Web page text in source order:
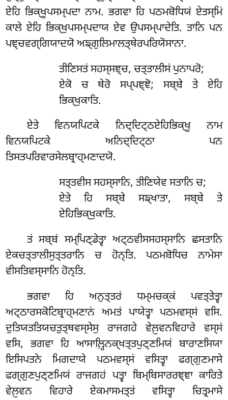
ਏਹਿ ਭਿਕ੍ਖੂਪਸਮ੍ਪਦਾ ਨਾਮ. ਭਗਵਾ ਹਿ ਪਠਮਬੋਧਿਯਂ ਏਤਸ੍ਮਿਂ
ਕਾਲੇ ਏਹਿ ਭਿਕ੍ਖੁਪਸਮ੍ਪਦਾਯ ਏਵ ਉਪਸਮ੍ਪਾਦੇਤਿ. ਤਾਨਿ ਪਨ
ਪਞ੍ਚਵਗ੍ਗਿਯਾਦਯੋ ਅਙ੍ਗੁਲਿਮਾਲਤ੍ਥੇਰਪਰਿਯੋਸਾਨਾ.
ਤੀਣਿਸਤਂ ਸਹਸ੍ਸਞ੍ਚ, ਚਤ੍ਤਾਲੀਸਂ ਪੁਨਾਪਰੋ;
ਏਕੋ ਚ ਥੇਰੋ ਸਪ੍ਪਞ੍ਞੋ; ਸਬ੍ਬੇ ਤੇ ਏਹਿ
ਭਿਕ੍ਖੁਕਾਤਿ.
ਏਤੇ ਵਿਨਯਪਿਟਕੇ ਨਿਦ੍ਦਿਟ੍ਠਏਹਿਭਿਕ੍ਖੂ ਨਾਮ
ਵਿਨਯਪਿਟਕੇ ਅਨਿਦ੍ਦਿਟ੍ਠਾ ਪਨ
ਤਿਸਤਪਰਿਵਾਰਸੇਲਬ੍ਰਾਹ੍ਮਣਾਦਯੋ.
ਸਤ੍ਤਵੀਸ ਸਹਸ੍ਸਾਨਿ, ਤੀਣਿਯੇਵ ਸਤਾਨਿ ਚ;
ਏਤੇ ਹਿ ਸਬ੍ਬੇ ਸਙ੍ਖਾਤਾ, ਸਬ੍ਬੇ ਤੇ
ਏਹਿਭਿਕ੍ਖੁਕਾਤਿ.
ਤਂ ਸਬ੍ਬਂ ਸਮ੍ਪਿਣ੍ਡੇਤ੍ਵਾ ਅਟ੍ਠਵੀਸਸਹਸ੍ਸਾਨਿ ਛਸਤਾਨਿ
ਏਕਚਤ੍ਤਾਲੀਸੁਤ੍ਤਰਾਨਿ ਚ ਹੋਨ੍ਤਿ. ਪਠਮਬੋਧਿਚ ਨਾਮੇਸਾ
ਵੀਸਤਿਵਸ੍ਸਾਨਿ ਹੋਨ੍ਤਿ.
ਭਗਵਾ ਹਿ ਅਨੁਤ੍ਤਰਂ ਧਮ੍ਮਚਕ੍ਕਂ ਪਵਤ੍ਤੇਤ੍ਵਾ
ਅਟ੍ਠਾਰਸਕੋਟਿਬ੍ਰਾਹ੍ਮਣਾਨਂ ਅਮਤਂ ਪਾਯੇਤ੍ਵਾ ਪਠਮਵਸ੍ਸਂ ਵਸਿ.
ਦੁਤਿਯਤਤਿਯਚਤੁਤ੍ਥਵਸ੍ਸੇਸੁ ਰਾਜਗਹੇ ਵੇਲ਼ੁਵਨਵਿਹਾਰੇ ਵਸ੍ਸਂ
ਵਸਿ, ਭਗਵਾ ਹਿ ਆਸਾਲ਼੍ਹਿਨਕ੍ਖਤ੍ਤਪੁਣ੍ਣਮਿਯਂ ਬਾਰਾਣਸਿਯਾ
ਇਸਿਪਤਨੇ ਮਿਗਦਾਯੇ ਪਠਮਵਸ੍ਸਂ ਵਸਿਤ੍ਵਾ ਫਗ੍ਗੁਣਮਾਸੇ
ਫਗ੍ਗੁਣਪੁਣ੍ਣਮਿਯਂ ਰਾਜਗਹਂ ਪਤ੍ਵਾ ਬਿਮ੍ਬਿਸਾਰਰਞ੍ਞਾ ਕਾਰਿਤੇ
ਵੇਲ਼ੁਵਨ ਵਿਹਾਰੇ ਏਕਮਾਸਮਤ੍ਤਂ ਵਸਿਤ੍ਵਾ ਚਿਤ੍ਰਮਾਸੇ